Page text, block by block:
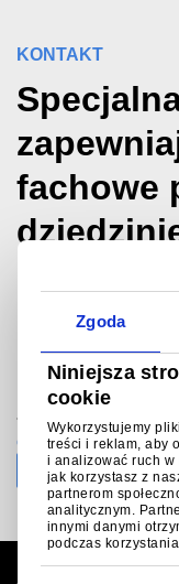
Zgoda
Niniejsza
cookie
Wykorzystujemy
treści i reklam, aby
i analizować ruch w
jak korzystasz z
partnerom
analitycznym.
innymi danymi
podczas
KONTAKT
fachowe
użyciem
pokryć
Infolinią
+48(0) 58 627 46